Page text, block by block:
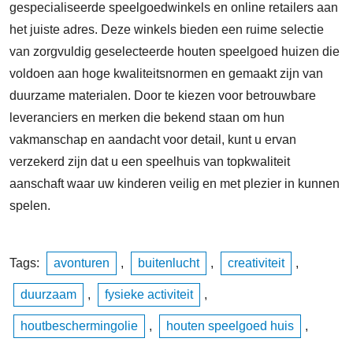
gespecialiseerde speelgoedwinkels en online retailers aan
het juiste adres. Deze winkels bieden een ruime selectie
van zorgvuldig geselecteerde houten speelgoed huizen die
voldoen aan hoge kwaliteitsnormen en gemaakt zijn van
duurzame materialen. Door te kiezen voor betrouwbare
leveranciers en merken die bekend staan om hun
vakmanschap en aandacht voor detail, kunt u ervan
verzekerd zijn dat u een speelhuis van topkwaliteit
aanschaft waar uw kinderen veilig en met plezier in kunnen
spelen.
Tags: avonturen , buitenlucht , creativiteit ,
duurzaam , fysieke activiteit ,
houtbeschermingolie , houten speelgoed huis ,